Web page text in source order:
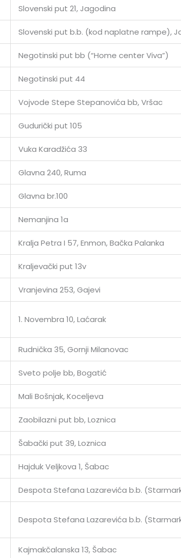
Slovenski put 21, Jagodina
Slovenski put b.b. (kod naplatne rampe),
Negotinski put bb (“Home center Viva”)
Negotinski put 44
Vojvode Stepe Stepanovića bb, Vršac
Gudurički put 105
Vuka Karadžića 33
Glavna 240, Ruma
Glavna br.100
Nemanjina 1a
Kralja Petra I 57, Enmon, Bačka Palanka
Kraljevački put 13v
Vranjevina 253, Gajevi
1. Novembra 10, Laćarak
Rudnička 35, Gornji Milanovac
Sveto polje bb, Bogatić
Mali Bošnjak, Koceljeva
Zaobilazni put bb, Loznica
Šabački put 39, Loznica
Hajduk Veljkova 1, Šabac
Despota Stefana Lazarevića b.b.
Despota Stefana Lazarevića b.b.
Kajmakčalanska 13, Šabac